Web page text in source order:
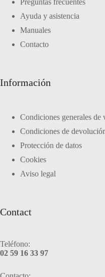
Ayuda y asistencia
Manuales
Contacto
Información
Condiciones generales de
Condiciones de
Protección de datos
Cookies
Aviso legal
Contact
Teléfono:
02 59 16 33 97